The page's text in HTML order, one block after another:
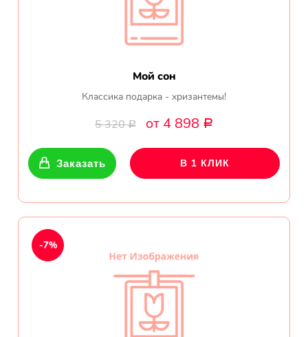
Мой сон
Классика подарка - хризантемы!
5 320Р от 4 898 Р
Заказать В 1 КЛИК
-7%